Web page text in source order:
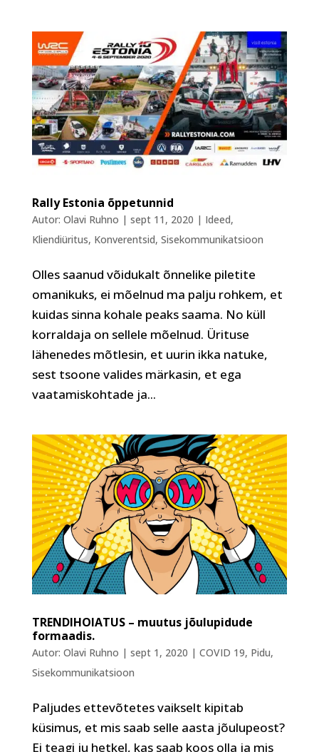
Rally Estonia õppetunnid
Autor: Olavi Ruhno | sept 11, 2020 | Ideed,
Kliendiüritus, Konverentsid, Sisekommunikatsioon
Olles saanud võidukalt õnnelike piletite
omanikuks, ei mõelnud ma palju rohkem, et
kuidas sinna kohale peaks saama. No küll
korraldaja on sellele mõelnud. Ürituse
lähenedes mõtlesin, et uurin ikka natuke,
sest tsoone valides märkasin, et ega
vaatamiskohtade ja...
TRENDIHOIATUS – muutus jõulupidude
formaadis.
Autor: Olavi Ruhno | sept 1, 2020 | COVID 19, Pidu,
Sisekommunikatsioon
Paljudes ettevõtetes vaikselt kipitab
küsimus, et mis saab selle aasta jõulupeost?
Ei teagi ju hetkel, kas saab koos olla ja mis